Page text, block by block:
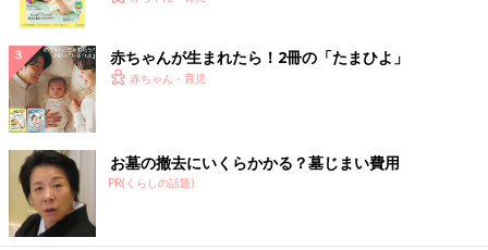
赤ちゃんが生まれたら！2冊の「たまひよ」
赤ちゃん・育児
お墓の撤去にいくらかかる？墓じまい費用
PR(くらしの話題)